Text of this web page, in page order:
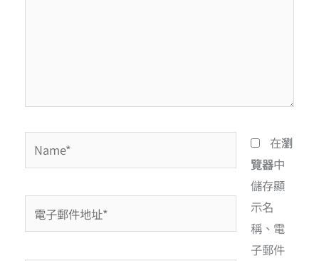
在瀏
覽器中
儲存顯
示名
稱、電
子郵件